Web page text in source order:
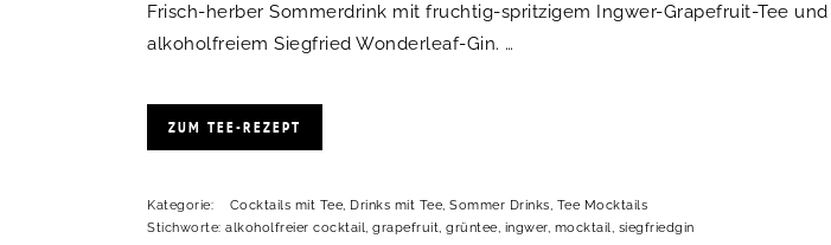
Frisch-herber Sommerdrink mit fruchtig-spritzigem Ingwer-Grapefruit-Tee und
alkoholfreiem Siegfried Wonderleaf-Gin. …
ZUM TEE-REZEPT
Kategorie: Cocktails mit Tee, Drinks mit Tee, Sommer Drinks, Tee Mocktails
Stichworte: alkoholfreier cocktail, grapefruit, grüntee, ingwer, mocktail, siegfriedgin